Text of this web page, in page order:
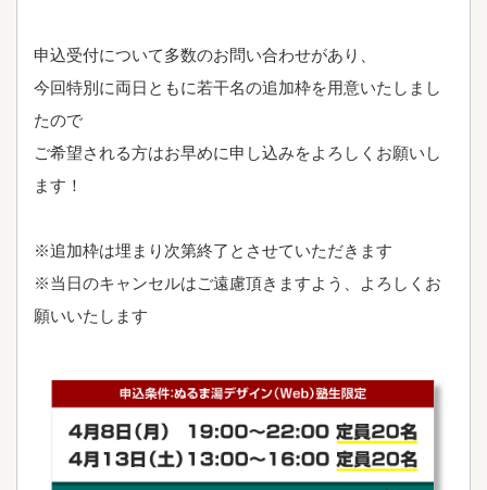
申込受付について多数のお問い合わせがあり、
今回特別に両日ともに若干名の追加枠を用意いたしまし
たので
ご希望される方はお早めに申し込みをよろしくお願いし
ます！
※追加枠は埋まり次第終了とさせていただきます
※当日のキャンセルはご遠慮頂きますよう、よろしくお
願いいたします